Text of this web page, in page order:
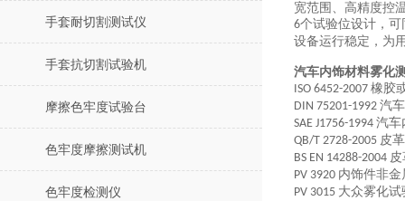
手套耐切割测试仪
手套抗切割试验机
摩擦色牢度试验台
色牢度摩擦测试机
色牢度检测仪
宽范围、高精度控
6个试验位设计，
设备运行稳定，为
汽车内饰材料雾化
ISO 6452-2007 橡胶
DIN 75201-1992 汽车
SAE J1756-1994 汽车
QB/T 2728-2005 皮
BS EN 14288-2004 皮
PV 3920 内饰件非
PV 3015 大众雾化试